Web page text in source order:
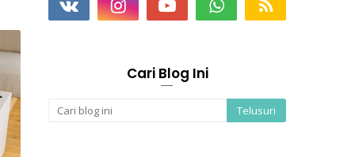
Cari Blog Ini